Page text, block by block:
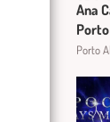
Ana
Porto